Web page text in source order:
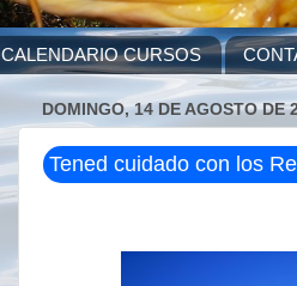
CALENDARIO CURSOS
DOMINGO, 14 DE AGOSTO DE
Tened cuidado con los